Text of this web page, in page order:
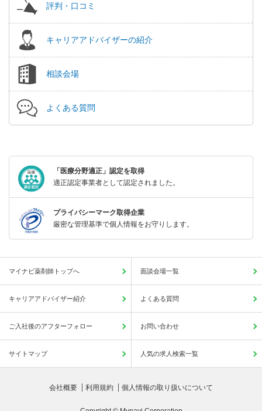
評判・口コミ
キャリアアドバイザーの紹介
相談会場
よくある質問
「医療分野適正」認定を取得
適正認定事業者として認定されました。
プライバシーマーク取得企業
厳密な管理基準で個人情報をお守りします。
マイナビ薬剤師トップへ 面談会場一覧
キャリアアドバイザー紹介 よくある質問
ご入社後のアフターフォロー お問い合わせ
サイトマップ 人気の求人検索一覧
会社概要 利用規約 個人情報の取り扱いについて